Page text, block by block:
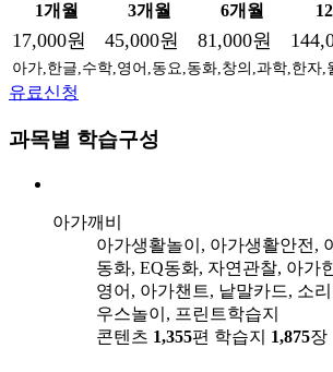
1개월 3개월 6개월
17,000원 45,000원 81,000원
아가,한글,수학,영어,동요,동화,창의,과학,한자,
유료신청
과목별 학습구성
아가깨비
아가생활놀이, 아가생활안전,
동화, EQ동화, 자연관찰, 아가
영어, 아가챈트, 낱말카드, 소
우스놀이, 프린트학습지
콘텐츠 1,355편 학습지 1,875장